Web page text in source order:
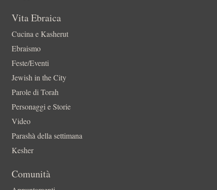
Vita Ebraica
Cucina e Kasherut
Ebraismo
Feste/Eventi
Jewish in the City
Parole di Torah
Personaggi e Storie
Video
Parashà della settimana
Kesher
Comunità